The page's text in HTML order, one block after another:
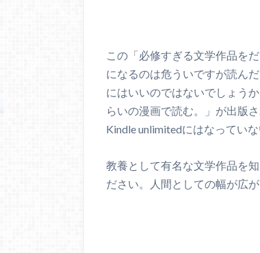
この「必修すぎる文学作品を
になるのは危ういですが読ん
にはいいのではないでしょう
らいの漫画で読む。」が出版
Kindle unlimitedにはなってい
教養として有名な文学作品を
ださい。人間としての幅が広